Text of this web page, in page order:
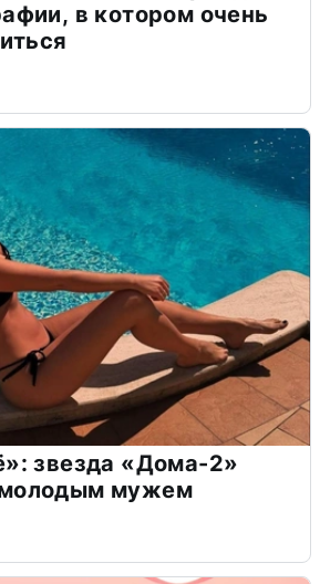
в котором очень
звезда «Дома-2»
молодым мужем